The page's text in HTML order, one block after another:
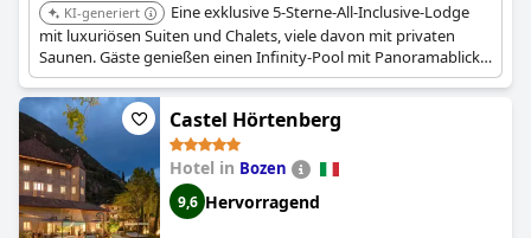
KI-generiert
Eine exklusive 5-Sterne-All-Inclusive-Lodge
mit luxuriösen Suiten und Chalets, viele davon mit privaten
Saunen. Gäste genießen einen Infinity-Pool mit Panoramablick
auf die Dolomiten, ein umfassendes Spa sowie hochwertige
Gourmetküche und Weine in einer ruhigen Berglandschaft.
Castel Hörtenberg
Hotel in Bozen
9,6 Hervorragend